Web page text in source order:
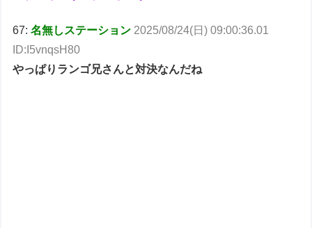
67:名無しステーション 2025/08/24(日) 09:00:36.01
ID:I5vnqsH80
やっぱりランゴ兄さんと対決なんだね